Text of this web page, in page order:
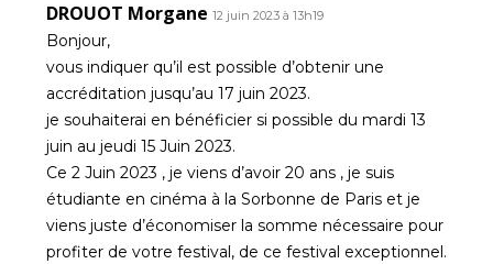
DROUOT Morgane 12 juin 2023 à 13h19
Bonjour,
vous indiquer qu’il est possible d’obtenir une
accréditation jusqu’au 17 juin 2023.
je souhaiterai en bénéficier si possible du mardi 13
juin au jeudi 15 Juin 2023.
Ce 2 Juin 2023 , je viens d’avoir 20 ans , je suis
étudiante en cinéma à la Sorbonne de Paris et je
viens juste d’économiser la somme nécessaire pour
profiter de votre festival, de ce festival exceptionnel.